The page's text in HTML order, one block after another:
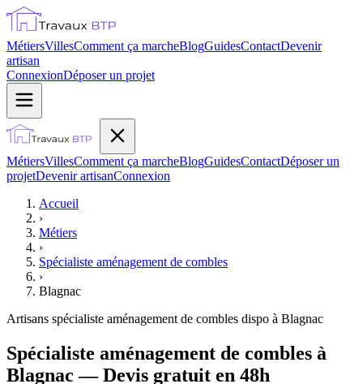
MétiersVillesComment ça marcheBlogGuidesContactDevenir
artisan
ConnexionDéposer un projet
MétiersVillesComment ça marcheBlogGuidesContactDéposer un
projetDevenir artisanConnexion
Accueil
›
Métiers
›
Spécialiste aménagement de combles
›
Blagnac
Artisans spécialiste aménagement de combles dispo à Blagnac
Spécialiste aménagement de combles à
Blagnac — Devis gratuit en 48h